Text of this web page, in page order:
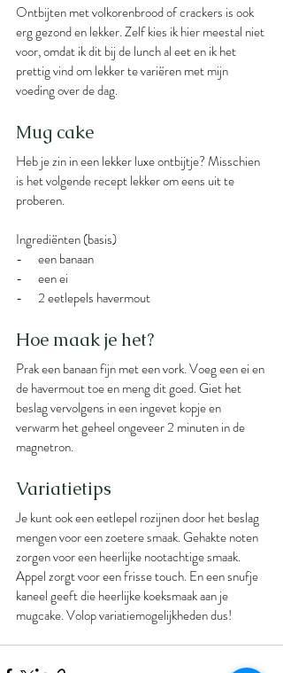
Ontbijten met volkorenbrood of crackers is ook
erg gezond en lekker. Zelf kies ik hier meestal niet
voor, omdat ik dit bij de lunch al eet en ik het
prettig vind om lekker te variëren met mijn
voeding over de dag.
Mug cake
Heb je zin in een lekker luxe ontbijtje? Misschien
is het volgende recept lekker om eens uit te
proberen.
Ingrediënten (basis)
-      een banaan
-      een ei
-      2 eetlepels havermout
Hoe maak je het?
Prak een banaan fijn met een vork. Voeg een ei en
de havermout toe en meng dit goed. Giet het
beslag vervolgens in een ingevet kopje en
verwarm het geheel ongeveer 2 minuten in de
magnetron.
Variatietips
Je kunt ook een eetlepel rozijnen door het beslag
mengen voor een zoetere smaak. Gehakte noten
zorgen voor een heerlijke nootachtige smaak.
Appel zorgt voor een frisse touch. En een snufje
kaneel geeft die heerlijke koeksmaak aan je
mugcake. Volop variatiemogelijkheden dus!